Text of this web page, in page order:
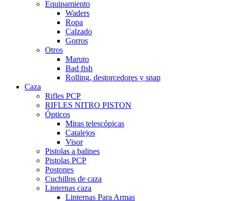
Equipamiento
Waders
Ropa
Calzado
Gorros
Otros
Maruto
Bad fish
Rolling, destorcedores y snap
Caza
Rifles PCP
RIFLES NITRO PISTON
Ópticos
Miras telescópicas
Catalejos
Visor
Pistolas a balines
Pistolas PCP
Postones
Cuchillos de caza
Linternas caza
Linternas Para Armas